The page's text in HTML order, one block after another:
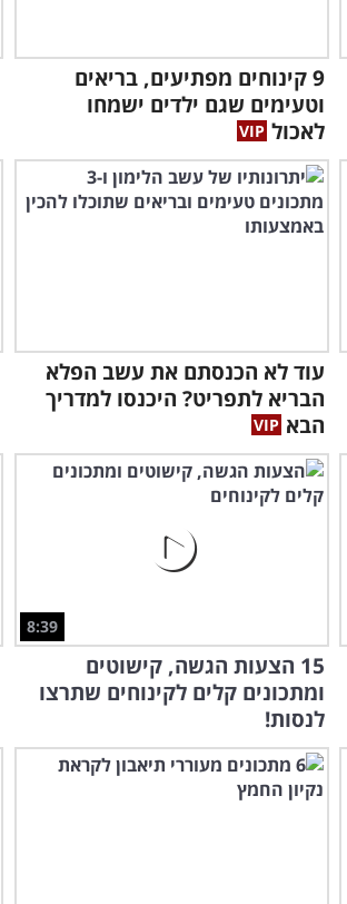
9 קינוחים מפתיעים, בריאים
וטעימים שגם ילדים ישמחו
לאכול
עוד לא הכנסתם את עשב הפלא
הבריא לתפריט? היכנסו למדריך
הבא
8:39
15 הצעות הגשה, קישוטים
ומתכונים קלים לקינוחים שתרצו
לנסות!